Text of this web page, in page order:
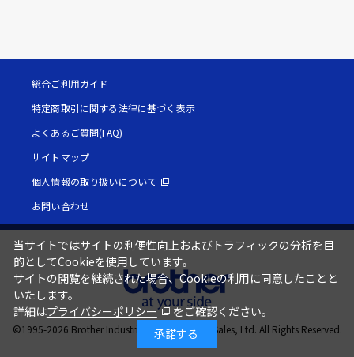
総合ご利用ガイド
特定商取引に関する法律に基づく表示
よくあるご質問(FAQ)
サイトマップ
個人情報の取り扱いについて
お問い合わせ
©1995-2026 Brother Industries, Ltd. / Brother Sales, Ltd. All Rights Reserved.
当サイトではサイトの利便性向上およびトラフィックの分析を目
的としてCookieを使用しています。
サイトの閲覧を継続された場合、Cookieの利用に同意したことと
いたします。
詳細はプライバシーポリシー
をご確認ください。
承諾する